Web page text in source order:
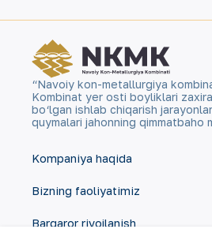
“Navoiy kon-metallurgiya
Kombinat yer osti boyliklari
bo‘lgan ishlab chiqarish
quymalari jahonning qimmatbaho
Kompaniya haqida
Bizning faoliyatimiz
Barqaror rivojlanish